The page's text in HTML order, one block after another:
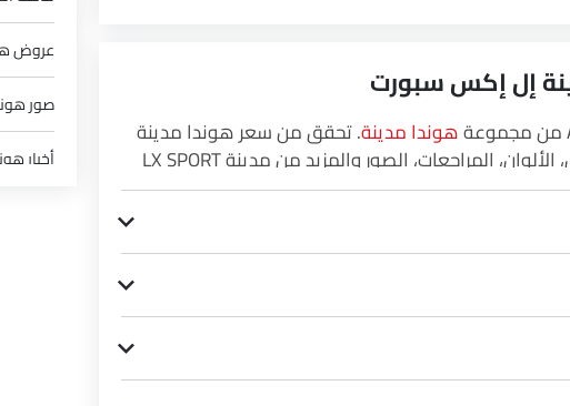
إل إكس سبورت
هوندا مدينة. تحقق من سعر هوندا مدينة
LX SPORT في Saudi Arabia. شاهد أحدث العروض، الألوان، المراجعات، الصور والمزيد من مدينة LX SPORT
عروض
صور
أخبار